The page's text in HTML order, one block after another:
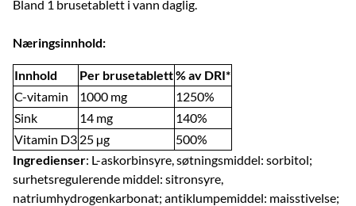
Bland 1 brusetablett i vann daglig.
Næringsinnhold:
Innhold Per brusetablett% av DRI*
C-vitamin
1000 mg
1250%
Sink
14 mg
140%
Vitamin D3 25 µg
500%
Ingredienser: L-askorbinsyre, søtningsmiddel: sorbitol;
surhetsregulerende middel: sitronsyre,
natriumhydrogenkarbonat; antiklumpemiddel: maisstivelse;